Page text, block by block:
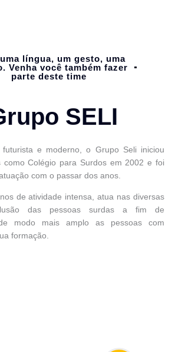
língua, um gesto, uma
Venha você também fazer
parte deste time
SELI
e moderno, o Grupo Seli iniciou
como Colégio para Surdos em 2002 e foi
com o passar dos anos.
de atividade intensa, atua nas diversas
das pessoas surdas a fim de
modo mais amplo as pessoas com
formação.